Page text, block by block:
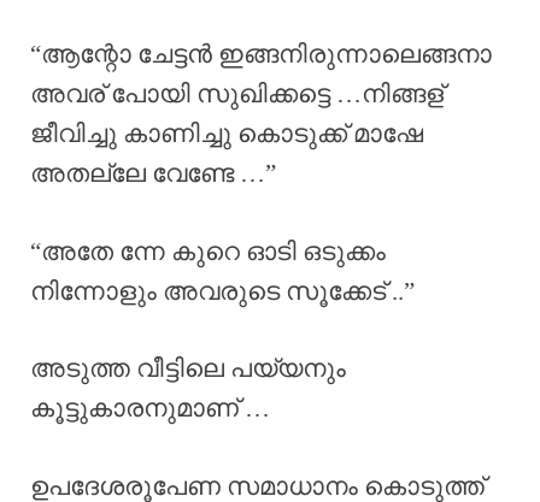
“ആന്റോ ചേട്ടൻ ഇങ്ങനിരുന്നാലെങ്ങനാ
അവര് പോയി സുഖിക്കട്ടെ …നിങ്ങള്
ജീവിച്ചു കാണിച്ചു കൊടുക്ക് മാഷേ
അതല്ലേ വേണ്ടേ …”
“അതേ ന്നേ കുറെ ഓടി ഒടുക്കം
നിന്നോളും അവരുടെ സൂക്കേട് ..”
അടുത്ത വീട്ടിലെ പയ്യനും
കൂട്ടുകാരനുമാണ് …
ഉപദേശരൂപേണ സമാധാനം കൊടുത്ത്‌